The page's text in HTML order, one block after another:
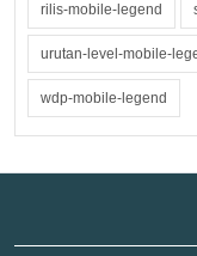
rilis-mobile-legend
urutan-level-mobile-
wdp-mobile-legend